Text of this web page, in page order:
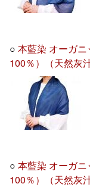
○本藍染 オーガ
100％）（天然灰
○本藍染 オーガ
100％）（天然灰